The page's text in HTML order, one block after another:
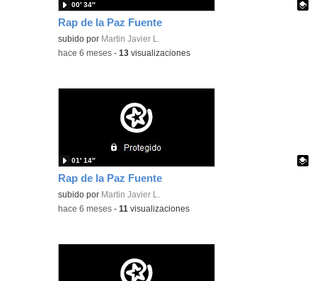
Rap de la Paz Fuente
Contenido educativo.
subido por Martin Javier L.
00′ 34″
-hace 6 meses -13 visualizaciones
Rap de la Paz Fuente
Contenido educativo.
subido por Martin Javier L.
01′ 14″
-hace 6 meses -11 visualizaciones